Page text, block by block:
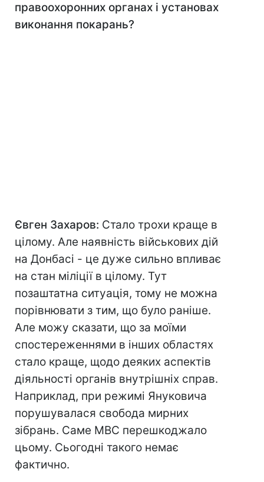
правоохоронних органах і установах
виконання покарань?
Євген Захаров: Стало трохи краще в
цілому. Але наявність військових дій
на Донбасі - це дуже сильно впливає
на стан міліції в цілому. Тут
позаштатна ситуація, тому не можна
порівнювати з тим, що було раніше.
Але можу сказати, що за моїми
спостереженнями в інших областях
стало краще, щодо деяких аспектів
діяльності органів внутрішніх справ.
Наприклад, при режимі Януковича
порушувалася свобода мирних
зібрань. Саме МВС перешкоджало
цьому. Сьогодні такого немає
фактично.